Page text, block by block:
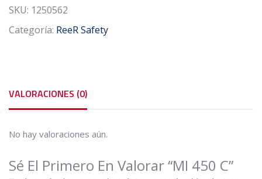
SKU: 1250562
Categoría: ReeR Safety
VALORACIONES (0)
No hay valoraciones aún.
Sé El Primero En Valorar “MI 450 C”